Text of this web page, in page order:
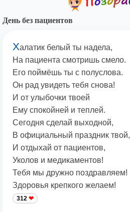
День без пациентов
Халатик белый ты надела,
На пациента смотришь смело.
Его поймёшь ты с полуслова.
Он рад увидеть тебя снова!
И от улыбочки твоей
Ему спокойней и теплей.
Сегодня сделай выходной,
В официальный праздник твой,
И отдыхай от пациентов,
Уколов и медикаментов!
Тебя мы дружно поздравляем!
Здоровья крепкого желаем!
312